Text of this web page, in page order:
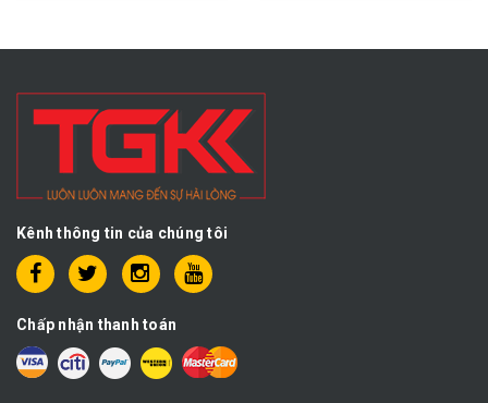
Kênh thông tin của chúng tôi
Chấp nhận thanh toán